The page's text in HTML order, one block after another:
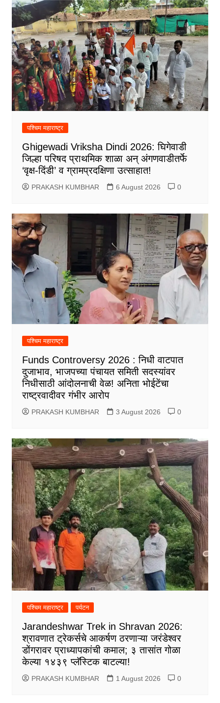
पश्चिम महाराष्ट्र
Ghigewadi Vriksha Dindi 2026: घिगेवाडी
जिल्हा परिषद प्राथमिक शाळा अन् अंगणवाडीतर्फे
‘वृक्ष-दिंडी’ व ग्रामप्रदक्षिणा उत्साहात!
PRAKASH KUMBHAR 6 August 2026 0
पश्चिम महाराष्ट्र
Funds Controversy 2026 : निधी वाटपात
दुजाभाव, भाजपच्या पंचायत समिती सदस्यांवर
निधीसाठी आंदोलनाची वेळ! अनिता भोईटेंचा
राष्ट्रवादीवर गंभीर आरोप
PRAKASH KUMBHAR 3 August 2026 0
पश्चिम महाराष्ट्र पर्यटन
Jarandeshwar Trek in Shravan 2026:
श्रावणात ट्रेकर्सचे आकर्षण ठरणाऱ्या जरंडेश्वर
डोंगरावर प्राध्यापकांची कमाल; ३ तासांत गोळा
केल्या १४३९ प्लॅस्टिक बाटल्या!
PRAKASH KUMBHAR 1 August 2026 0